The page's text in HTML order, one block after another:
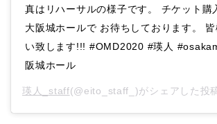
真はリハーサルの様子です。 チケット購
大阪城ホールで お待ちしております。
い致します!!! #OMD2020 #瑛人
阪城ホール
瑛人_staff(@eito_staff_)がシェアした投